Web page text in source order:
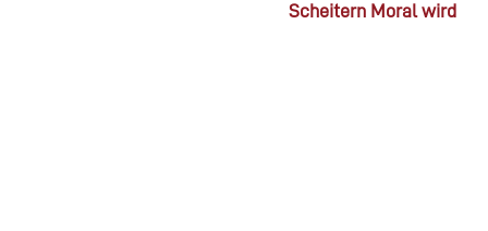
Scheitern Moral wird